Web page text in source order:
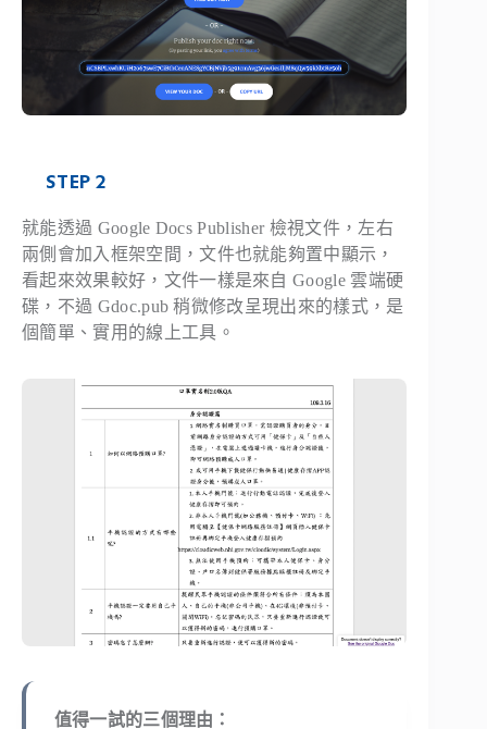
STEP 2
就能透過 Google Docs Publisher 檢視文件，左右
兩側會加入框架空間，文件也就能夠置中顯示，
看起來效果較好，文件一樣是來自 Google 雲端硬
碟，不過 Gdoc.pub 稍微修改呈現出來的樣式，是
個簡單、實用的線上工具。
值得一試的三個理由：